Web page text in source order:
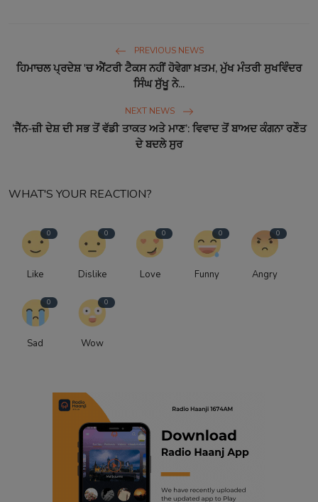
PREVIOUS NEWS
ਹਿਮਾਚਲ ਪ੍ਰਦੇਸ਼ 'ਚ ਐਂਟਰੀ ਟੈਕਸ ਨਹੀਂ ਹੋਵੇਗਾ ਖ਼ਤਮ, ਮੁੱਖ ਮੰਤਰੀ ਸੁਖਵਿੰਦਰ
ਸਿੰਘ ਸੁੱਖੂ ਨੇ...
NEXT NEWS
‘ਜੈੱਨ-ਜ਼ੀ ਦੇਸ਼ ਦੀ ਸਭ ਤੋਂ ਵੱਡੀ ਤਾਕਤ ਅਤੇ ਮਾਣ’: ਵਿਵਾਦ ਤੋਂ ਬਾਅਦ ਕੰਗਨਾ ਰਣੌਤ
ਦੇ ਬਦਲੇ ਸੁਰ
WHAT'S YOUR REACTION?
0
Like
0
Dislike
0
Love
0
Funny
0
Angry
0
Sad
0
Wow